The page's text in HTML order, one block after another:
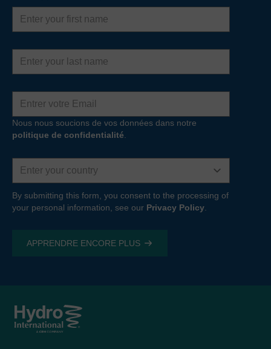
First
name
Last
name
Adresse
mail
Nous nous soucions de vos données dans notre
politique de confidentialité
Country
By submitting this form, you consent to the processing of
your personal information, see our Privacy Policy